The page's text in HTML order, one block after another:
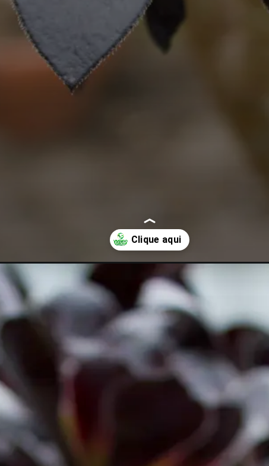
incrivel-veja-como-plantar.html